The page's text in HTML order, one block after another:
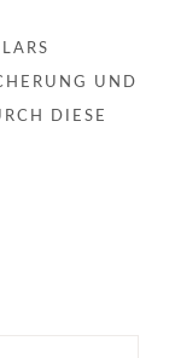
UND
DIESE